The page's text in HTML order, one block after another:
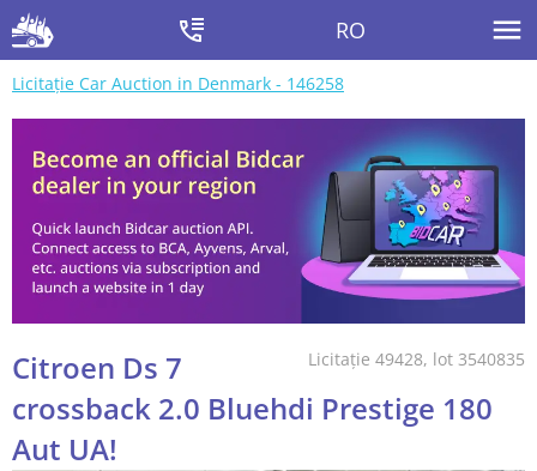
RO
Licitație Car Auction in Denmark - 146258
Licitație 49428, lot 3540835
Citroen Ds 7
crossback 2.0 Bluehdi Prestige 180
Aut UA!